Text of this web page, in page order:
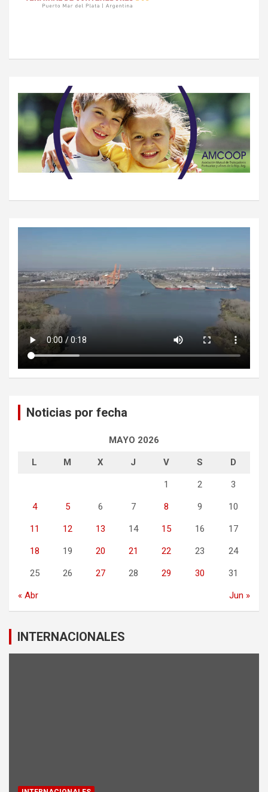
Noticias por fecha
MAYO 2026
L M X J V S D
1 2 3
4 5 6 7 8 9 10
11 12 13 14 15 16 17
18 19 20 21 22 23 24
25 26 27 28 29 30 31
« Abr Jun »
INTERNACIONALES